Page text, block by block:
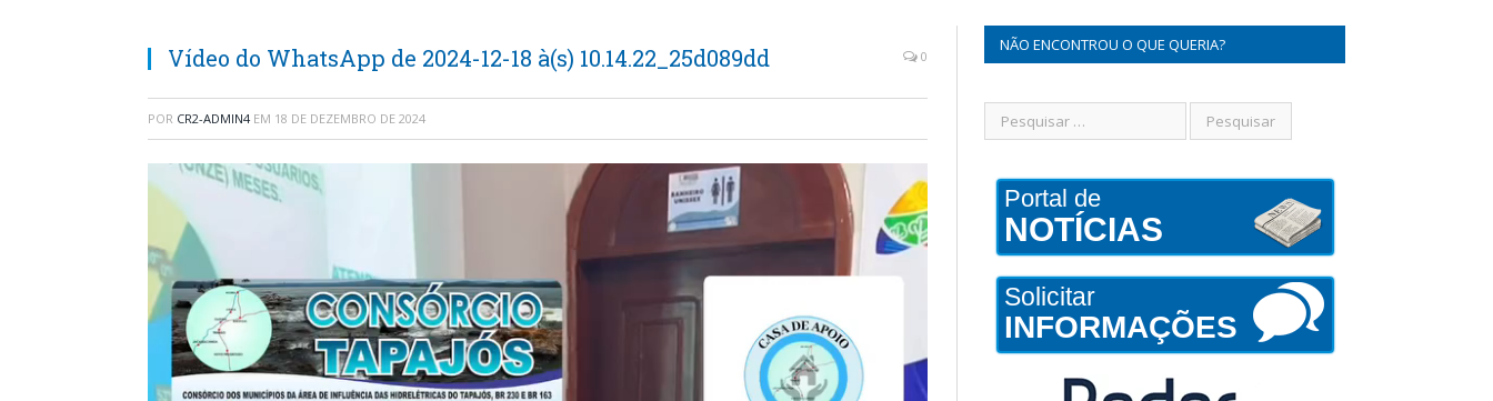
Vídeo do WhatsApp de 2024-12-18 à(s) 10.14.22_25d089dd 0
POR CR2-ADMIN4 EM 18 DE DEZEMBRO DE 2024
Tocador
vídeo
NÃO ENCONTROU O QUE QUERIA?
Portal de
NOTÍCIAS
Solicitar
INFORMAÇÕES